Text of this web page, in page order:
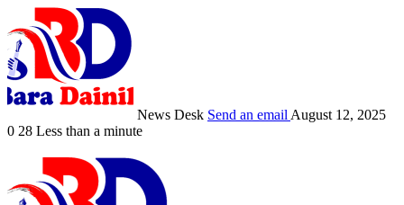
News Desk Send an email August 12, 2025
0 28 Less than a minute